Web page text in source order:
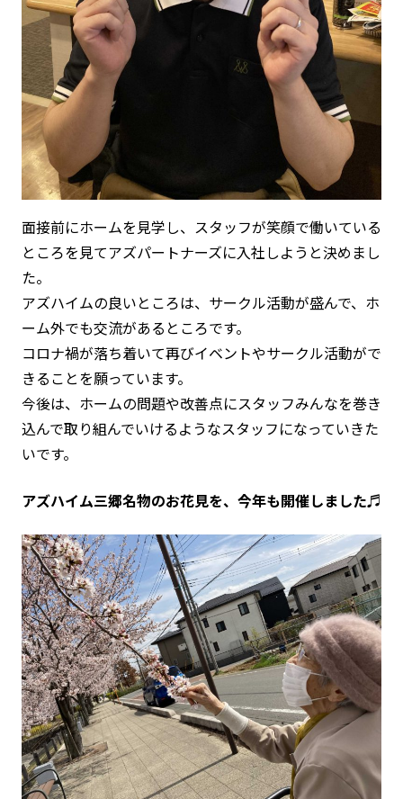
面接前にホームを見学し、スタッフが笑顔で働いている
ところを見てアズパートナーズに入社しようと決めまし
た。
アズハイムの良いところは、サークル活動が盛んで、ホ
ーム外でも交流があるところです。
コロナ禍が落ち着いて再びイベントやサークル活動がで
きることを願っています。
今後は、ホームの問題や改善点にスタッフみんなを巻き
込んで取り組んでいけるようなスタッフになっていきた
いです。
アズハイム三郷名物のお花見を、今年も開催しました♬